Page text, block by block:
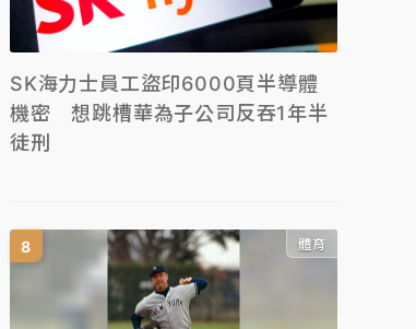
SK海力士員工盜印6000頁半導體
機密 想跳槽華為子公司反吞1年半
徒刑
體育